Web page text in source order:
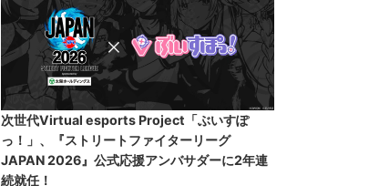
次世代Virtual esports Project「ぶいすぽ
っ！」、『ストリートファイターリーグ
JAPAN 2026』公式応援アンバサダーに2年連
続就任！